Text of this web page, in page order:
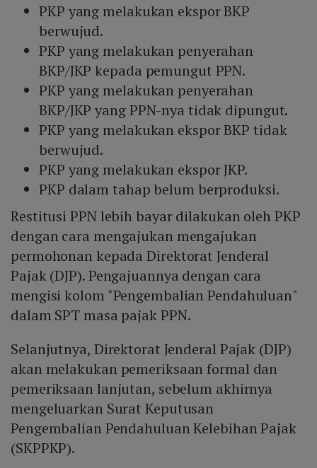
PKP yang melakukan ekspor BKP
berwujud.
PKP yang melakukan penyerahan
BKP/JKP kepada pemungut PPN.
PKP yang melakukan penyerahan
BKP/JKP yang PPN-nya tidak dipungut.
PKP yang melakukan ekspor BKP tidak
berwujud.
PKP yang melakukan ekspor JKP.
PKP dalam tahap belum berproduksi.
Restitusi PPN lebih bayar dilakukan oleh PKP
dengan cara mengajukan mengajukan
permohonan kepada Direktorat Jenderal
Pajak (DJP). Pengajuannya dengan cara
mengisi kolom "Pengembalian Pendahuluan"
dalam SPT masa pajak PPN.
Selanjutnya, Direktorat Jenderal Pajak (DJP)
akan melakukan pemeriksaan formal dan
pemeriksaan lanjutan, sebelum akhirnya
mengeluarkan Surat Keputusan
Pengembalian Pendahuluan Kelebihan Pajak
(SKPPKP).